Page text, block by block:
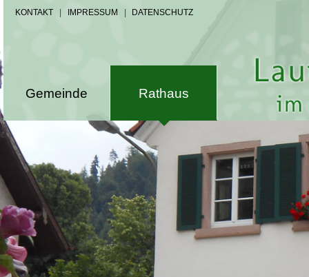
KONTAKT IMPRESSUM DATENSCHUTZ
Gemeinde Rathaus